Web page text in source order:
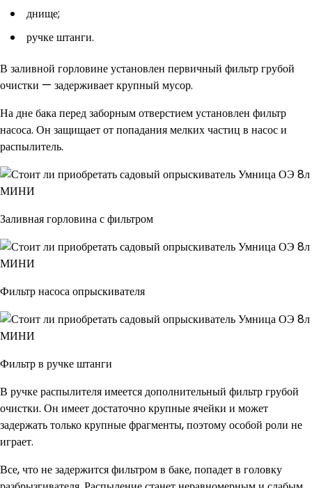
днище;
ручке штанги.
В заливной горловине установлен первичный фильтр грубой
очистки — задерживает крупный мусор.
На дне бака перед заборным отверстием установлен фильтр
насоса. Он защищает от попадания мелких частиц в насос и
распылитель.
Заливная горловина с фильтром
Фильтр насоса опрыскивателя
Фильтр в ручке штанги
В ручке распылителя имеется дополнительный фильтр грубой
очистки. Он имеет достаточно крупные ячейки и может
задержать только крупные фрагменты, поэтому особой роли не
играет.
Все, что не задержится фильтром в баке, попадет в головку